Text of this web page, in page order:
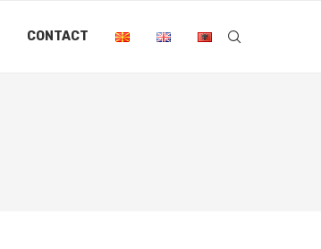
CONTACT